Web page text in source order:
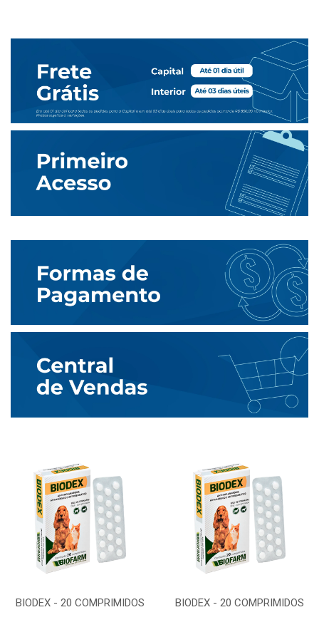
BIODEX - 20 COMPRIMIDOS BIODEX - 20 COMPRIMIDOS